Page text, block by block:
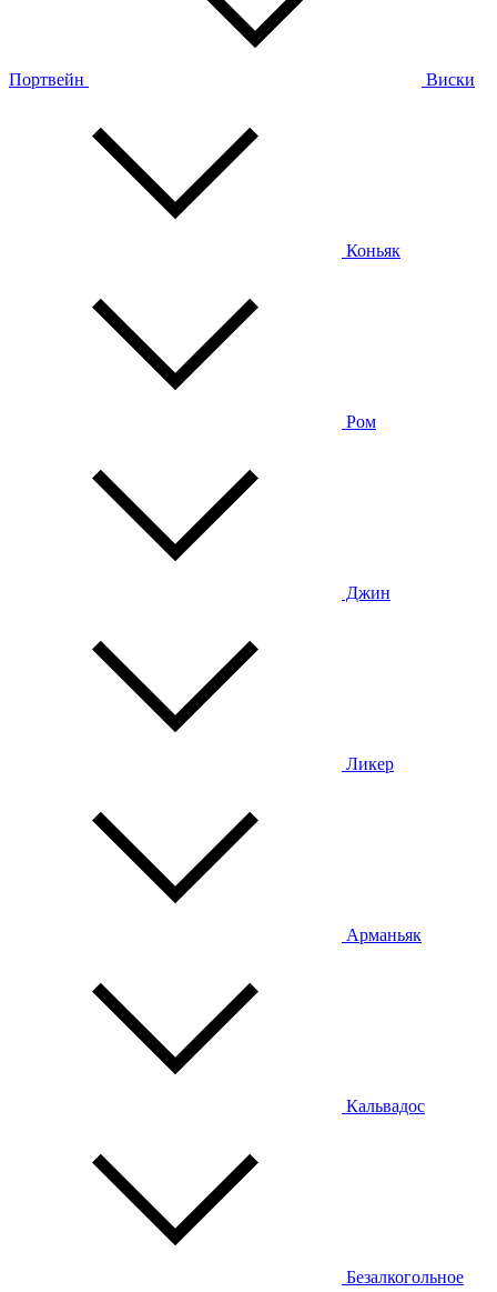
Портвейн Виски
Коньяк
Ром
Джин
Ликер
Арманьяк
Кальвадос
Безалкогольное